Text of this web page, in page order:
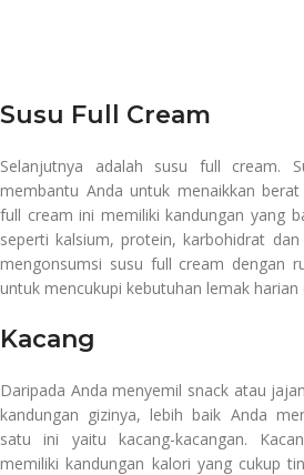
Susu Full Cream
Selanjutnya adalah susu full cream.
membantu Anda untuk menaikkan
full cream ini memiliki kandungan yang
seperti kalsium, protein, karbohidrat
mengonsumsi susu full cream dengan
untuk mencukupi kebutuhan lemak
Kacang
Daripada Anda menyemil snack atau
kandungan gizinya, lebih baik Anda
satu ini yaitu kacang-kacangan.
memiliki kandungan kalori yang cukup